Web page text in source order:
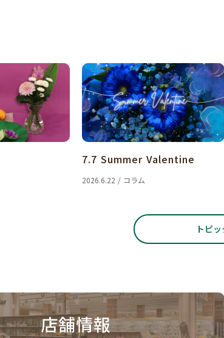
7.7 Summer Valentine
2026.6.22 / コラム
トピ
店舗情報